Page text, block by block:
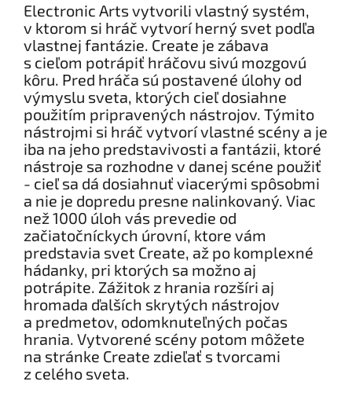
Electronic Arts vytvorili vlastný systém,
v ktorom si hráč vytvorí herný svet podľa
vlastnej fantázie. Create je zábava
s cieľom potrápiť hráčovu sivú mozgovú
kôru. Pred hráča sú postavené úlohy od
výmyslu sveta, ktorých cieľ dosiahne
použitím pripravených nástrojov. Týmito
nástrojmi si hráč vytvorí vlastné scény a je
iba na jeho predstavivosti a fantázii, ktoré
nástroje sa rozhodne v danej scéne použiť
- cieľ sa dá dosiahnuť viacerými spôsobmi
a nie je dopredu presne nalinkovaný. Viac
než 1000 úloh vás prevedie od
začiatočníckych úrovní, ktore vám
predstavia svet Create, až po komplexné
hádanky, pri ktorých sa možno aj
potrápite. Zážitok z hrania rozšíri aj
hromada ďalších skrytých nástrojov
a predmetov, odomknuteľných počas
hrania. Vytvorené scény potom môžete
na stránke Create zdieľať s tvorcami
z celého sveta.